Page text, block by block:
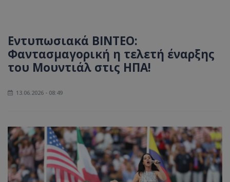
Εντυπωσιακά ΒΙΝΤΕΟ:
Φαντασμαγορική η τελετή έναρξης
του Μουντιάλ στις ΗΠΑ!
13.06.2026 - 08:49